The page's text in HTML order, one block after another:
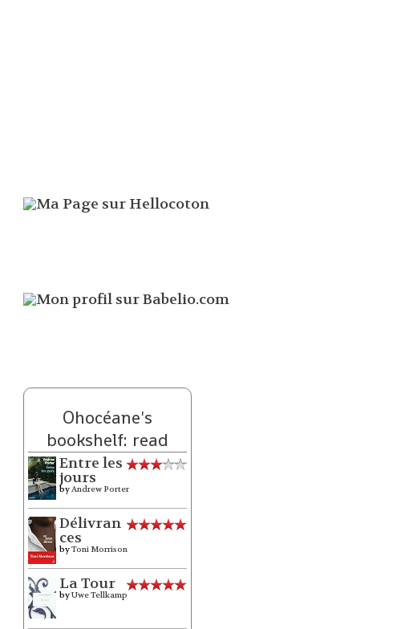
Ohocéane's
bookshelf: read
Entre les
jours
byAndrew Porter
Délivran
ces
byToni Morrison
La Tour
byUwe Tellkamp